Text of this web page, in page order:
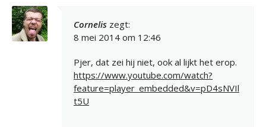
Cornelis zegt:
8 mei 2014 om 12:46
Pjer, dat zei hij niet, ook al lijkt het erop.
https://www.youtube.com/watch?
feature=player_embedded&v=pD4sNVIl
t5U